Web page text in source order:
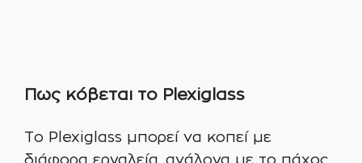
Πως κόβεται το Plexiglass
Το Plexiglass μπορεί να κοπεί με